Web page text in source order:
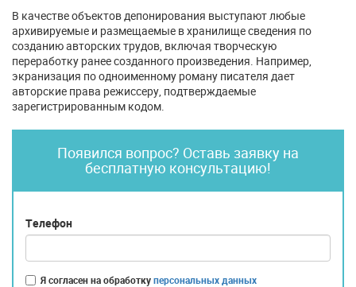
В качестве объектов депонирования выступают любые
архивируемые и размещаемые в хранилище сведения по
созданию авторских трудов, включая творческую
переработку ранее созданного произведения. Например,
экранизация по одноименному роману писателя дает
авторские права режиссеру, подтверждаемые
зарегистрированным кодом.
Появился вопрос? Оставь заявку на
бесплатную консультацию!
Телефон
Я согласен на обработкуперсональных данных